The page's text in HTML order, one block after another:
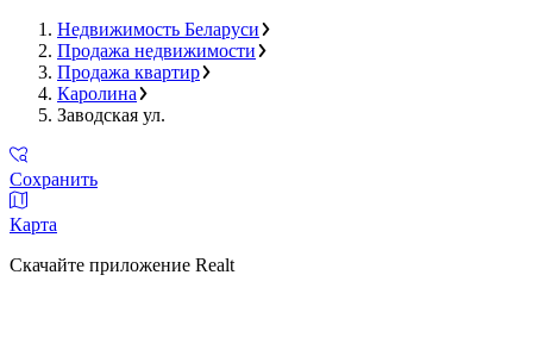
Недвижимость Беларуси
Продажа недвижимости
Продажа квартир
Каролина
Заводская ул.
Сохранить
Карта
Скачайте приложение Realt